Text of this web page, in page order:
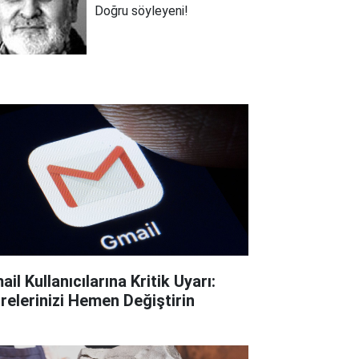
Doğru söyleyeni!
Kullanıcılarına Kritik Uyarı:
Hemen Değiştirin